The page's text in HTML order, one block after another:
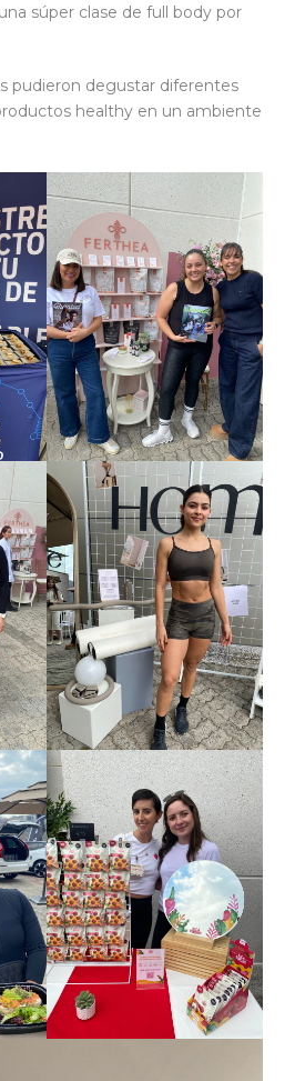
súper clase de full body por
pudieron degustar diferentes
healthy en un ambiente